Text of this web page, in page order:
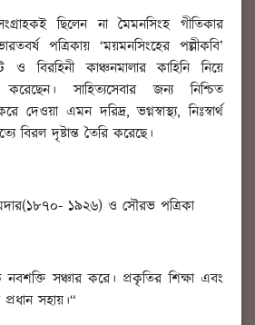
ছিলেন না মৈমনসিংহ গীতিকার
পত্রিকায় ‘ময়মনসিংহের পল্লীকবি’
ও বিরহিনী কাঞ্চনমালার কাহিনি নিয়ে
সাহিত্যসেবার জন্য নিশ্চিত
দেওয়া এমন দরিদ্র, ভগ্নস্বাস্থ্য, নিঃস্বার্থ
বিরল দৃষ্টান্ত তৈরি করেছে।
১৯২৬) ও সৌরভ পত্রিকা
সঞ্চার করে। প্রকৃতির শিক্ষা এবং
সহায়।“